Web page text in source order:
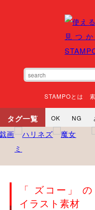
STAMPOとは
タグ一覧 OK NG
寝る
やっ
るんるん
向かってます
「 ズコー」 の
イラスト素材